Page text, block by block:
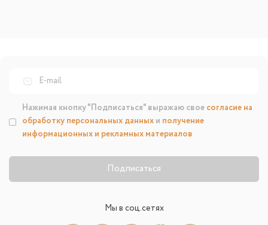
Подписаться
Нажимая кнопку "Подписаться" выражаю свое согласие на
обработку персональных данных и получение
информационных и рекламных материалов
Мы в соц.сетях